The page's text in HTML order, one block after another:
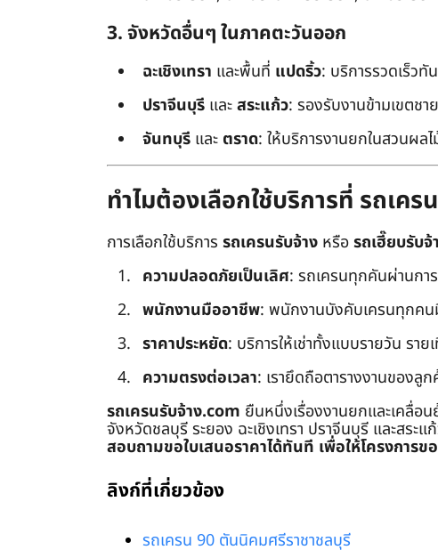
3. จังหวัดอื่นๆ ในภาคตะวันออก
ฉะเชิงเทรา และพื้นที่ แปดริ้ว: บริการรวดเร็วทั
ปราจีนบุรี และสระแก้ว: รองรับงานข้ามเขตช
จันทบุรี และ ตราด: ให้บริการงานยกในสวนผล
ทำไมต้องเลือกใช้บริการที่ รถเค
การเลือกใช้บริการ รถเครนรับจ้าง หรือรถเฮี๊ยบรับจ้
ความปลอดภัยเป็นเลิศ: รถเครนทุกคันผ่านกา
พนักงานมืออาชีพ: พนักงานบังคับเครนทุกค
ราคาประหยัด: บริการให้เช่าทั้งแบบรายวัน รา
ความตรงต่อเวลา: เรายึดถือตารางงานของลู
รถเครนรับจ้าง.com ยืนหนึ่งเรื่องงานยกและเคลื่อ
จังหวัดชลบุรี ระยอง ฉะเชิงเทรา ปราจีนบุรี และสระแ
สอบถามขอใบเสนอราคาได้ทันที เพื่อให้โครงการ
ลิงก์ที่เกี่ยวข้อง
รถเครน 90 ตันนิคมศรีราชาชลบุรี